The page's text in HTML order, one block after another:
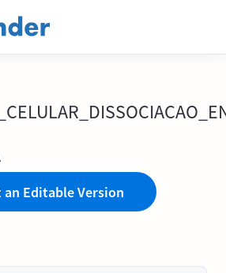
an Editable Version